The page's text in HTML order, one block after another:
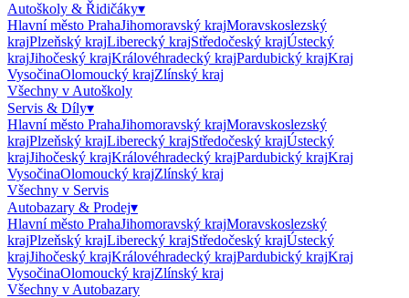
Autoškoly & Řidičáky▾
Hlavní město PrahaJihomoravský krajMoravskoslezský
krajPlzeňský krajLiberecký krajStředočeský krajÚstecký
krajJihočeský krajKrálovéhradecký krajPardubický krajKraj
VysočinaOlomoucký krajZlínský kraj
Všechny v Autoškoly
Servis & Díly▾
Hlavní město PrahaJihomoravský krajMoravskoslezský
krajPlzeňský krajLiberecký krajStředočeský krajÚstecký
krajJihočeský krajKrálovéhradecký krajPardubický krajKraj
VysočinaOlomoucký krajZlínský kraj
Všechny v Servis
Autobazary & Prodej▾
Hlavní město PrahaJihomoravský krajMoravskoslezský
krajPlzeňský krajLiberecký krajStředočeský krajÚstecký
krajJihočeský krajKrálovéhradecký krajPardubický krajKraj
VysočinaOlomoucký krajZlínský kraj
Všechny v Autobazary